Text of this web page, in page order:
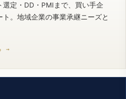
定・DD・PMIまで、買い手企
。地域企業の事業承継ニーズと
→